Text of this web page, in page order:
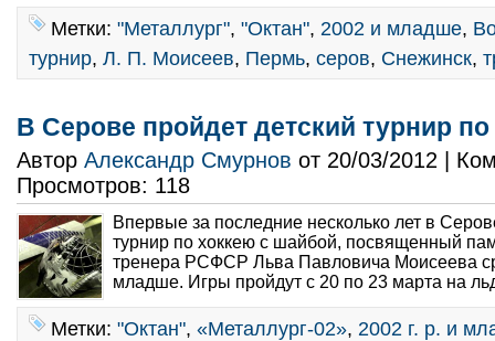
Метки: "Металлург", "Октан", 2002 и младше,
турнир, Л. П. Моисеев, Пермь, серов, Снежинск,
В Серове пройдет детский турнир
Автор Александр Смурнов от 20/03/2012 |
Просмотров: 118
Впервые за последние несколько лет в
турнир по хоккею с шайбой, посвященный
тренера РСФСР Льва Павловича Моисеева
младше. Игры пройдут с 20 по 23 марта на
Метки: "Октан", «Металлург-02», 2002 г. р. и